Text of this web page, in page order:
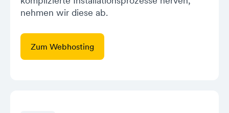
nehmen wir diese ab.
Zum Webhosting